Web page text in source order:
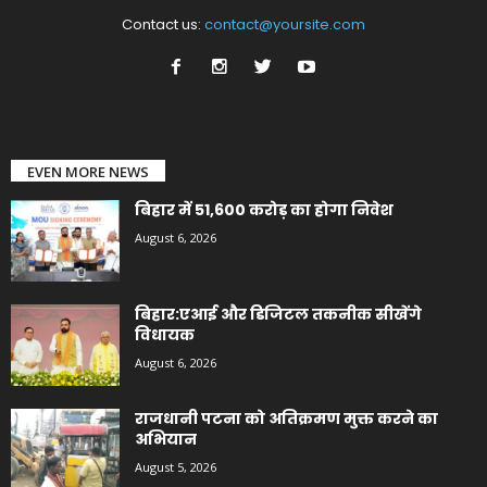
Contact us: contact@yoursite.com
EVEN MORE NEWS
बिहार में 51,600 करोड़ का होगा निवेश
August 6, 2026
बिहार:एआई और डिजिटल तकनीक सीखेंगे
विधायक
August 6, 2026
राजधानी पटना को अतिक्रमण मुक्त करने का
अभियान
August 5, 2026